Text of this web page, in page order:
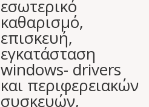
εσωτερικό
καθαρισμό,
επισκευή,
εγκατάσταση
windows- drivers
και περιφερειακών
συσκευών,